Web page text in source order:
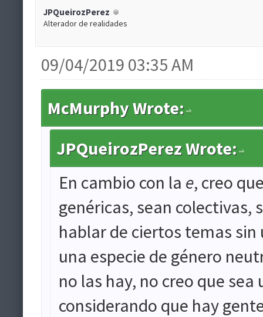
JPQueirozPerez
Alterador de realidades
09/04/2019 03:35 AM
McMurphy Wrote:
JPQueirozPerez Wrote:
En cambio con la e, creo
genéricas, sean
hablar de ciertos temas
una especie de género
no las hay, no creo que
considerando que hay